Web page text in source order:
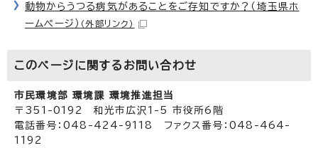
動物からうつる病気があることをご存知ですか？（埼玉県ホ
ームページ） （外部リンク）
このページに関する お問い合わせ
市民環境部 環境課 環境推進担当
〒351-0192 和光市広沢1-5 市役所6階
電話番号：048-424-9118 ファクス番号：048-464-
1192